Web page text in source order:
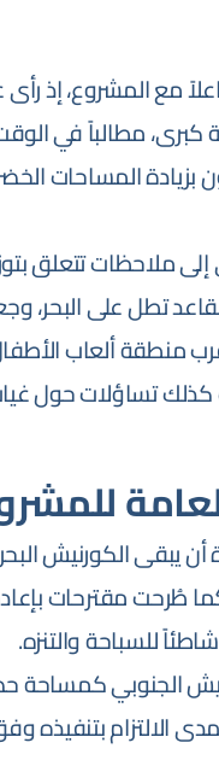
مع المشروع،
كبرى، مطالباً في
المساحات
ملاحظات تتعلق
تطل على البحر،
منطقة ألعاب
كذلك تساؤلات
يبقى الكورنيش
طُرحت مقترحات
للسباحة والتنزه.
الجنوبي كمساحة
الالتزام بتنفيذه